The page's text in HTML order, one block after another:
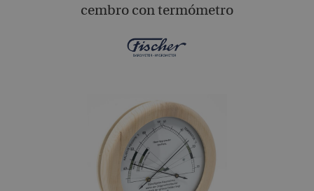
cembro con termómetro